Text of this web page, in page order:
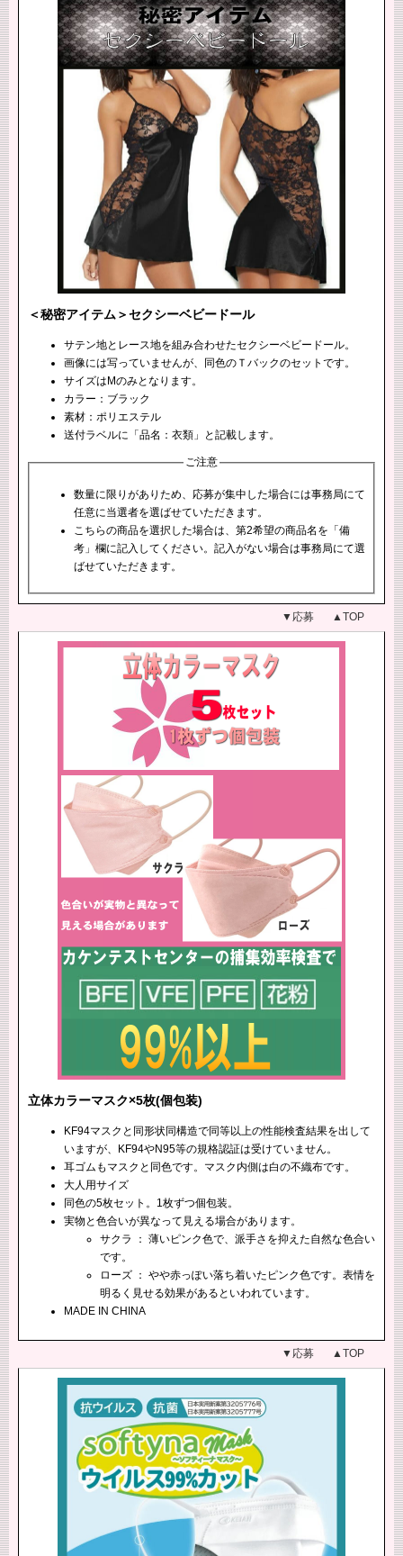
＜秘密アイテム＞セクシーベビードール
サテン地とレース地を組み合わせたセクシーベビードール。
画像には写っていませんが、同色のＴバックのセットです。
サイズはMのみとなります。
カラー：ブラック
素材：ポリエステル
送付ラベルに「品名：衣類」と記載します。
ご注意
数量に限りがありため、応募が集中した場合には事務局にて
任意に当選者を選ばせていただきます。
こちらの商品を選択した場合は、第2希望の商品名を「備
考」欄に記入してください。記入がない場合は事務局にて選
ばせていただきます。
▼応募 ▲TOP
立体カラーマスク×5枚(個包装)
KF94マスクと同形状同構造で同等以上の性能検査結果を出して
いますが、KF94やN95等の規格認証は受けていません。
耳ゴムもマスクと同色です。マスク内側は白の不織布です。
大人用サイズ
同色の5枚セット。1枚ずつ個包装。
実物と色合いが異なって見える場合があります。
サクラ ： 薄いピンク色で、派手さを抑えた自然な色合い
です。
ローズ ： やや赤っぽい落ち着いたピンク色です。表情を
明るく見せる効果があるといわれています。
MADE IN CHINA
▼応募 ▲TOP